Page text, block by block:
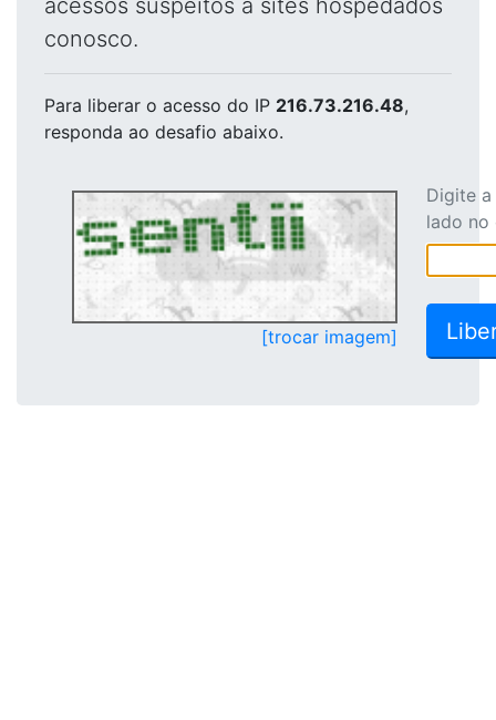
acessos suspeitos a sites hospedados
conosco.
Para liberar o acesso do IP 216.73.216.48,
responda ao desafio abaixo.
[trocar imagem]
Digite
lado no